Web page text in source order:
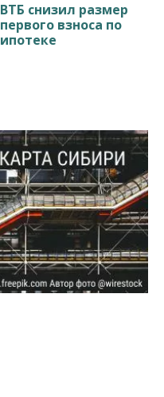
ВТБ снизил размер
первого взноса по
ипотеке